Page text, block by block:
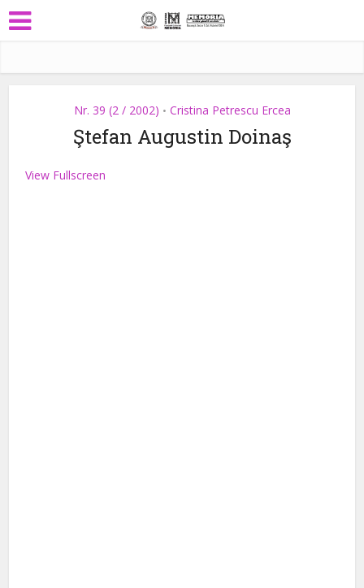
Nr. 39 (2 / 2002) • Cristina Petrescu Ercea
Ştefan Augustin Doinaş
View Fullscreen